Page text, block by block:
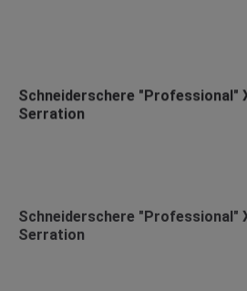
Schneiderschere "Professional"
Serration
Schneiderschere "Professional"
Serration